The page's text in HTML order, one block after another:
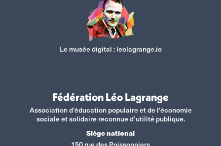
Le musée digital : leolagrange.io
Fédération Léo Lagrange
Association d'éducation populaire et de l'économie
sociale et solidaire reconnue d’utilité publique.
Siège national
150 rue des Poissonniers